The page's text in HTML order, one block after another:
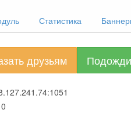
Статистика
друзьям